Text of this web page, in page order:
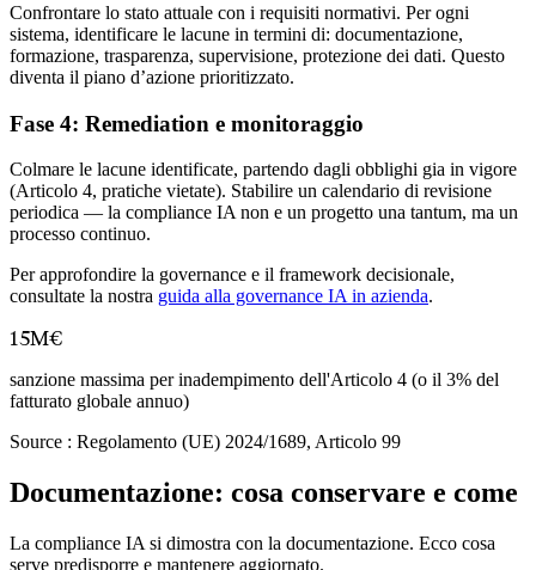
Confrontare lo stato attuale con i requisiti normativi. Per ogni
sistema, identificare le lacune in termini di: documentazione,
formazione, trasparenza, supervisione, protezione dei dati. Questo
diventa il piano d’azione prioritizzato.
Fase 4: Remediation e monitoraggio
Colmare le lacune identificate, partendo dagli obblighi gia in vigore
(Articolo 4, pratiche vietate). Stabilire un calendario di revisione
periodica — la compliance IA non e un progetto una tantum, ma un
processo continuo.
Per approfondire la governance e il framework decisionale,
consultate la nostra guida alla governance IA in azienda.
15M€
sanzione massima per inadempimento dell'Articolo 4 (o il 3% del
fatturato globale annuo)
Source : Regolamento (UE) 2024/1689, Articolo 99
Documentazione: cosa conservare e come
La compliance IA si dimostra con la documentazione. Ecco cosa
serve predisporre e mantenere aggiornato.